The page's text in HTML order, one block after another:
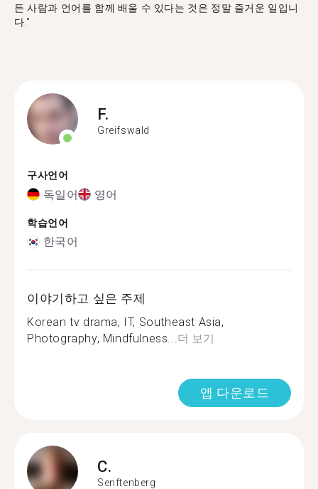
든 사람과 언어를 함께 배울 수 있다는 것은 정말 즐거운 일입니
다."
F.
Greifswald
구사언어
독일어 영어
학습언어
한국어
이야기하고 싶은 주제
Korean tv drama, IT, Southeast Asia,
Photography, Mindfulness...더 보기
앱 다운로드
C.
Senftenberg